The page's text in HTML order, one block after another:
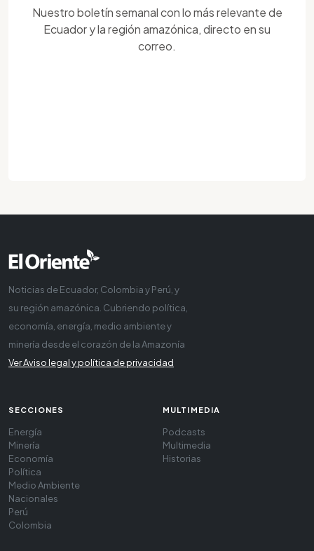
Nuestro boletín semanal con lo más relevante de
Ecuador y la región amazónica, directo en su
correo.
Noticias de Ecuador, Colombia y Perú, y
su región amazónica. Cubriendo política,
economía, energía, medio ambiente y
minería desde el corazón de la Amazonía
Ver Aviso legal y política de privacidad
SECCIONES
Energía
Minería
Economía
Política
Medio Ambiente
Nacionales
Perú
Colombia
MULTIMEDIA
Podcasts
Multimedia
Historias